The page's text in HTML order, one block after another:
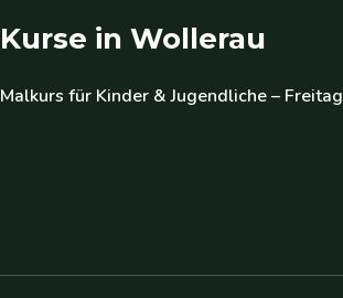
Kurse in Wollerau
Malkurs für Kinder & Jugendliche – Freitag